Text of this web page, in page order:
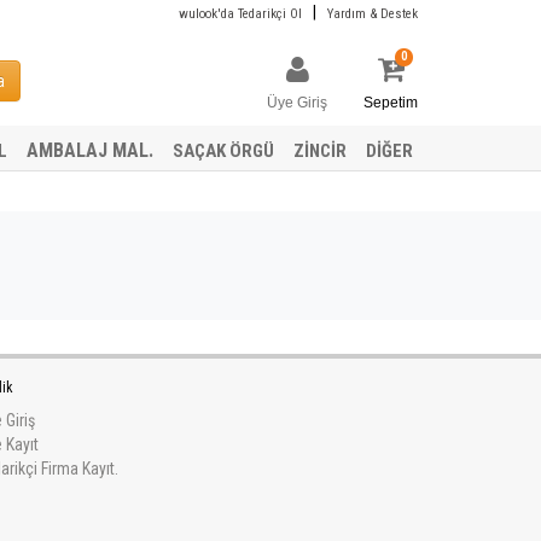
wulook'da Tedarikçi Ol Yardım & Destek
Üye Giriş Sepetim
0
AMBALAJ MAL. SAÇAK ÖRGÜ ZİNCİR DİĞER
Giriş
Kayıt
Firma Kayıt.